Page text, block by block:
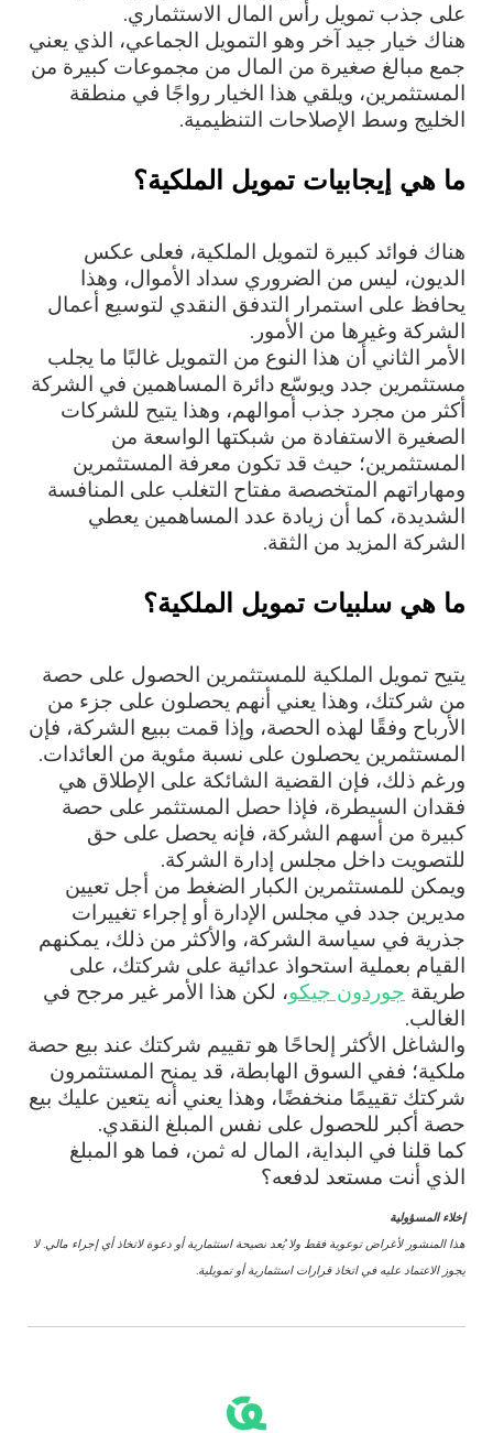
على جذب تمويل رأس المال الاستثماري.
هناك خيار جيد آخر وهو التمويل الجماعي، الذي يعني
جمع مبالغ صغيرة من المال من مجموعات كبيرة من
المستثمرين، ويلقي هذا الخيار رواجًا في منطقة
الخليج وسط الإصلاحات التنظيمية.
ما هي إيجابيات تمويل الملكية؟
هناك فوائد كبيرة لتمويل الملكية، فعلى عكس
الديون، ليس من الضروري سداد الأموال، وهذا
يحافظ على استمرار التدفق النقدي لتوسيع أعمال
الشركة وغيرها من الأمور.
الأمر الثاني أن هذا النوع من التمويل غالبًا ما يجلب
مستثمرين جدد ويوسّع دائرة المساهمين في الشركة
أكثر من مجرد جذب أموالهم، وهذا يتيح للشركات
الصغيرة الاستفادة من شبكتها الواسعة من
المستثمرين؛ حيث قد تكون معرفة المستثمرين
ومهاراتهم المتخصصة مفتاح التغلب على المنافسة
الشديدة، كما أن زيادة عدد المساهمين يعطي
الشركة المزيد من الثقة.
ما هي سلبيات تمويل الملكية؟
يتيح تمويل الملكية للمستثمرين الحصول على حصة
من شركتك، وهذا يعني أنهم يحصلون على جزء من
الأرباح وفقًا لهذه الحصة، وإذا قمت ببيع الشركة، فإن
المستثمرين يحصلون على نسبة مئوية من العائدات.
ورغم ذلك، فإن القضية الشائكة على الإطلاق هي
فقدان السيطرة، فإذا حصل المستثمر على حصة
كبيرة من أسهم الشركة، فإنه يحصل على حق
للتصويت داخل مجلس إدارة الشركة.
ويمكن للمستثمرين الكبار الضغط من أجل تعيين
مديرين جدد في مجلس الإدارة أو إجراء تغييرات
جذرية في سياسة الشركة، والأكثر من ذلك، يمكنهم
القيام بعملية استحواذ عدائية على شركتك، على
طريقة جوردون جيكو، لكن هذا الأمر غير مرجح في
الغالب.
والشاغل الأكثر إلحاحًا هو تقييم شركتك عند بيع حصة
ملكية؛ ففي السوق الهابطة، قد يمنح المستثمرون
شركتك تقييمًا منخفضًا، وهذا يعني أنه يتعين عليك بيع
حصة أكبر للحصول على نفس المبلغ النقدي.
كما قلنا في البداية، المال له ثمن، فما هو المبلغ
الذي أنت مستعد لدفعه؟
إخلاء المسؤولية
هذا المنشور لأغراض توعوية فقط ولا يُعد نصيحة استثمارية أو دعوة لاتخاذ أي إجراء مالي. لا
يجوز الاعتماد عليه في اتخاذ قرارات استثمارية أو تمويلية.